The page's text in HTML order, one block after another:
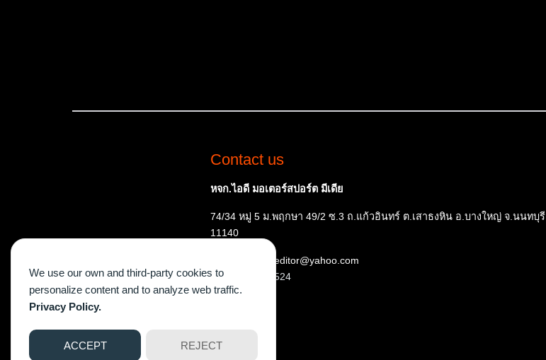
Contact us
หจก.ไอดี มอเตอร์สปอร์ต มีเดีย
74/34 หมู่ 5 ม.พฤกษา 49/2 ซ.3 ถ.แก้วอินทร์ ต.เสาธงหิน อ.บางใหญ่ จ.นนทบุรี
11140
E-mail: ispeededitor@yahoo.com
Tel:
087 515 7524
We use our own and third-party cookies to
personalize content and to analyze web traffic.
Privacy Policy.
ACCEPT REJECT